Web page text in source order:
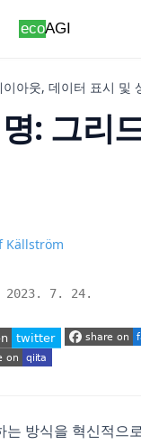
아웃, 데이터 표시 및
: 그리
Källström
2023. 7. 24.
a new tab)
방식을 혁신적으